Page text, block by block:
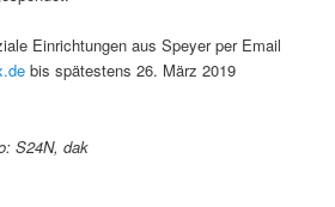
Einrichtungen aus Speyer per Email
bis spätestens 26. März 2019
S24N, dak